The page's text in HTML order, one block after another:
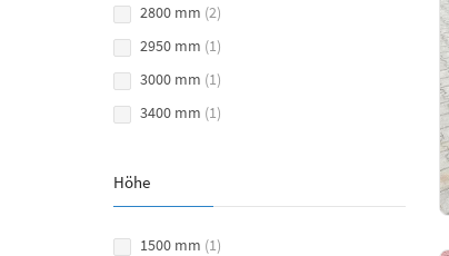
2800 mm (2)
2950 mm (1)
3000 mm (1)
3400 mm (1)
Höhe
1500 mm (1)